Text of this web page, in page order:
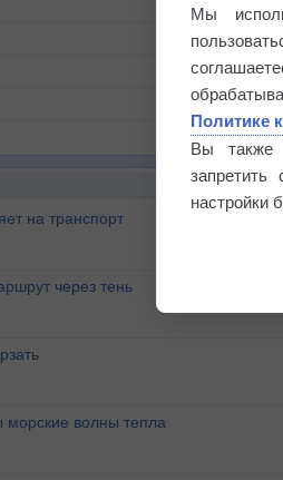
на транспорт
через тень
волны тепла
Мы
Политике
Вы также
запретить
настройки